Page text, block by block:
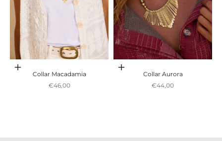
Adicionar ao carrinho
Collar Macadamia
Preço promocional
€46,00
Adicionar ao carrinho
Collar Aurora
Preço promocional
€44,00